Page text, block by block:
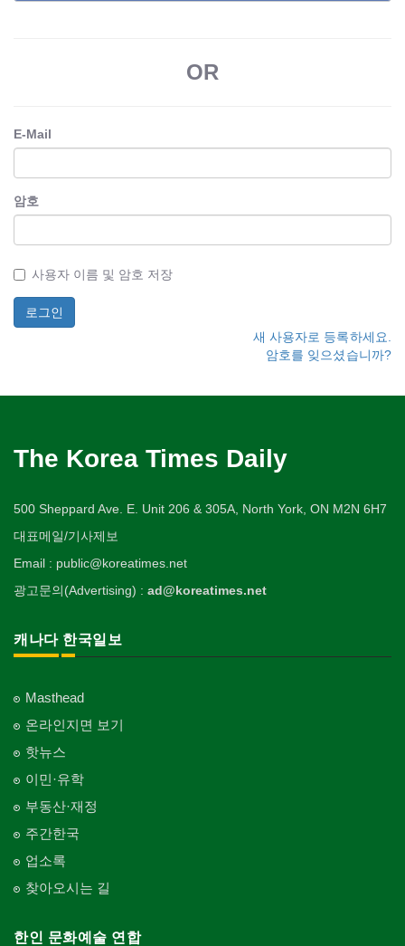
OR
E-Mail
암호
사용자 이름 및 암호 저장
새 사용자로 등록하세요.
암호를 잊으셨습니까?
The Korea Times Daily
500 Sheppard Ave. E. Unit 206 & 305A, North York, ON M2N 6H7
대표메일/기사제보
Email : public@koreatimes.net
광고문의(Advertising) : ad@koreatimes.net
캐나다 한국일보
Masthead
온라인지면 보기
핫뉴스
이민·유학
부동산·재정
주간한국
업소록
찾아오시는 길
한인 문화예술 연합